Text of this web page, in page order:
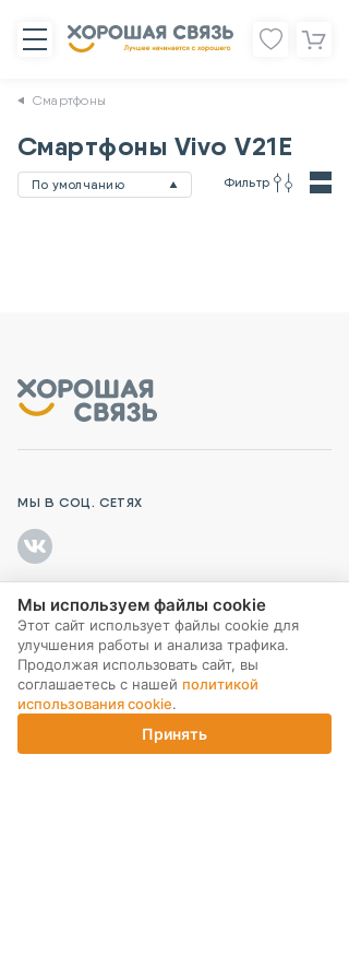
Смартфоны
Смартфоны Vivo V21E
По умолчанию Фильтр
Корзина
ИНТЕРНЕТ-МАГАЗИН
МЫ В СОЦ. СЕТЯХ
ПОДПИСКА НА РАССЫЛКУ
Мы используем файлы cookie
Этот сайт использует файлы cookie для
улучшения работы и анализа трафика.
Продолжая использовать сайт, вы
соглашаетесь с нашей политикой
использования cookie.
Принять